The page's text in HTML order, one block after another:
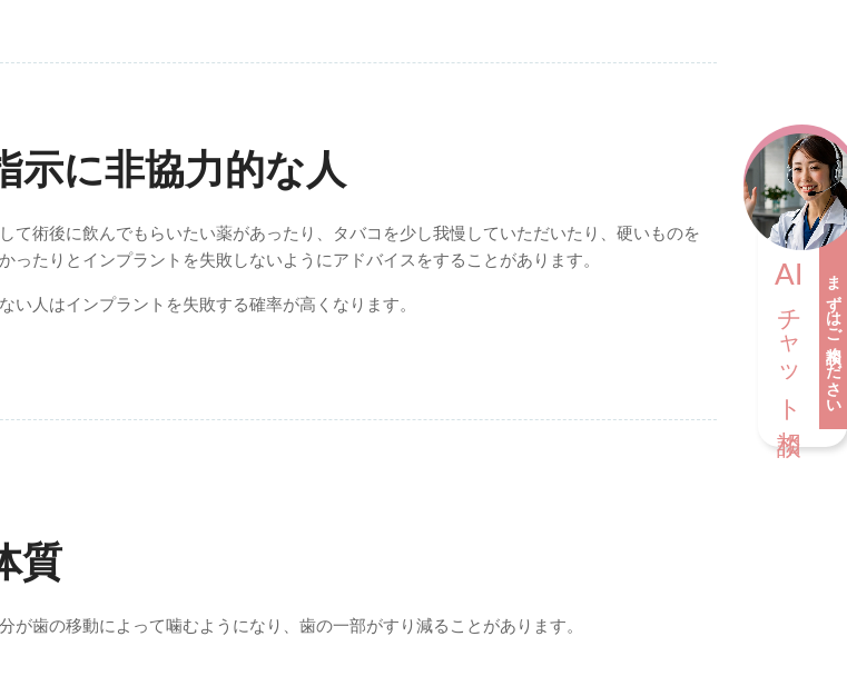
示に非協力的な人
て術後に飲んでもらいたい薬があったり、タバコを少し我慢していただいたり、硬いものを
ったりとインプラントを失敗しないようにアドバイスをすることがあります。
い人はインプラントを失敗する確率が高くなります。
質
が歯の移動によって噛むようになり、歯の一部がすり減ることがあります。
AI
チャット相談 まずはご相談ください